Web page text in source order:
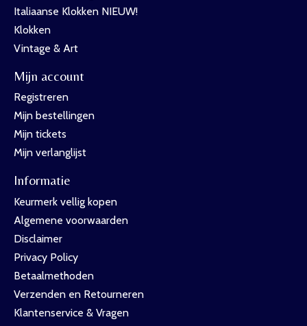
Italiaanse Klokken NIEUW!
Klokken
Vintage & Art
Mijn account
Registreren
Mijn bestellingen
Mijn tickets
Mijn verlanglijst
Informatie
Keurmerk vellig kopen
Algemene voorwaarden
Disclaimer
Privacy Policy
Betaalmethoden
Verzenden en Retourneren
Klantenservice & Vragen